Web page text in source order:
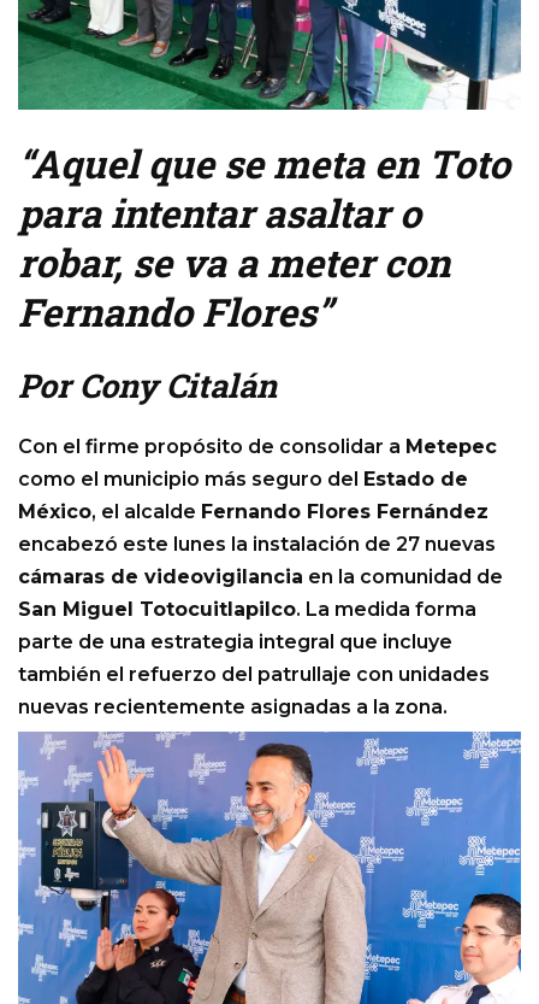
“Aquel que se meta en Toto
para intentar asaltar o
robar, se va a meter con
Fernando Flores”
Por Cony Citalán
Con el firme propósito de consolidar a Metepec
como el municipio más seguro del Estado de
México, el alcalde Fernando Flores Fernández
encabezó este lunes la instalación de 27 nuevas
cámaras de videovigilancia en la comunidad de
San Miguel Totocuitlapilco. La medida forma
parte de una estrategia integral que incluye
también el refuerzo del patrullaje con unidades
nuevas recientemente asignadas a la zona.